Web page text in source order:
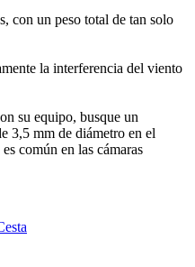
con un peso total de tan solo
la interferencia del viento
su equipo, busque un
3,5 mm de diámetro en el
común en las cámaras